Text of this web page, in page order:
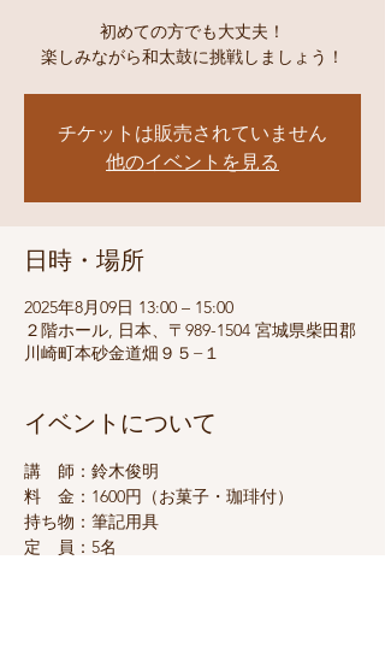
初めての方でも大丈夫！
楽しみながら和太鼓に挑戦しましょう！
チケットは販売されていません
他のイベントを見る
日時・場所
2025年8月09日 13:00 – 15:00
２階ホール, 日本、〒989-1504 宮城県柴田郡
川崎町本砂金道畑９５−１
イベントについて
講　師：鈴木俊明
料　金：1600円（お菓子・珈琲付）
持ち物：筆記用具
定　員：5名